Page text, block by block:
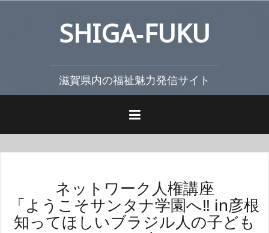
ス
SHIGA‐FUKU
滋賀県内の福祉魅力発信サイト
ネットワーク人権講座
「ようこそサンタナ学園へ‼ in彦根
知ってほしいブラジル人の子ども